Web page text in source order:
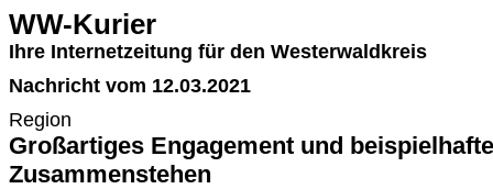
WW-Kurier
Ihre Internetzeitung für den Westerwaldkreis
Nachricht vom 12.03.2021
Region
Großartiges Engagement und
Zusammenstehen